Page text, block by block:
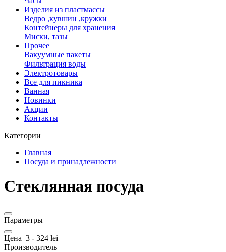
Изделия из пластмассы
Ведро ,кувшин ,кружки
Контейнеры для хранения
Миски, тазы
Прочее
Вакуумные пакеты
Фильтрация воды
Электротовары
Все для пикника
Ванная
Новинки
Акции
Контакты
Категории
Главная
Посуда и принадлежности
Стеклянная посуда
Параметры
Цена 3 - 324 lei
Производитель